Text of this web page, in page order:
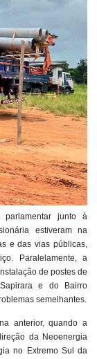
parlamentar junto à
estiveram na
e das vias públicas,
Paralelamente, a
de postes de
e do Bairro
semelhantes.
anterior, quando a
da Neoenergia
no Extremo Sul da